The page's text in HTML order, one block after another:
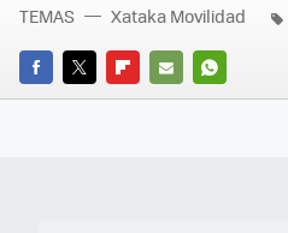
FACEBOOK
TWITTERFLIPBOARD
E-
WHATSAPP
TEMAS Xataka Movilidad